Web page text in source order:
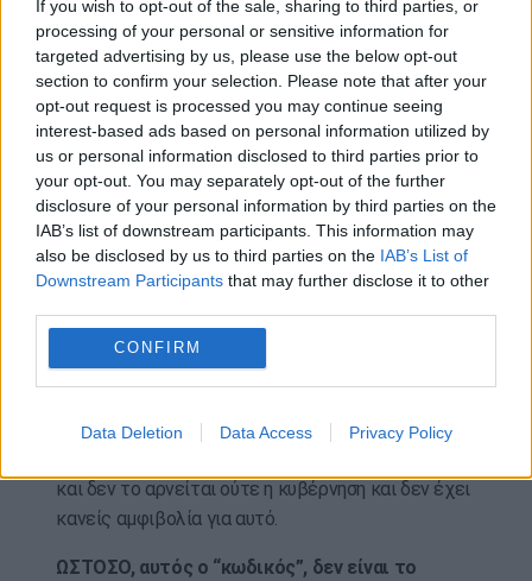
If you wish to opt-out of the sale, sharing to third parties, or
processing of your personal or sensitive information for
targeted advertising by us, please use the below opt-out
section to confirm your selection. Please note that after your
opt-out request is processed you may continue seeing
interest-based ads based on personal information utilized by
us or personal information disclosed to third parties prior to
your opt-out. You may separately opt-out of the further
disclosure of your personal information by third parties on the
IAB’s list of downstream participants. This information may
also be disclosed by us to third parties on the IAB’s List of
Downstream Participants that may further disclose it to other
CONFIRM
Data Deletion Data Access Privacy Policy
αφού στα 9 ψηφία που έχει τώρα ο ΑΦΜ, ο πιο
μεγάλος αριθμός είναι 999.999.999, άρα 999
εκατομμύρια 999 χιλιάδες 999 διαφορετικοί
άνθρωποι, επιχειρήσεις και οργανισμοί μπορούν
να έχουν τον ΑΦΜ.
Αν όμως ο αριθμός αυτός χρησιμοποιηθεί για να
φακελωθεί ολόκληρος ο πλανήτης, που αριθμεί
δισεκατομμύρια και όχι εκατομμύρια, τότε δεν
αρκούν τα 9 ψηφία και χρειαζόμαστε τουλάχιστον
3 ακόμη, οπότε μας ζήτησαν να βάλουμε τρία
γράμματα ή αριθμούς μπροστά στον ΑΦΜ του ο
κάθενας ώστε να σχηματιστεί ένας
δωδεκαψήφιος γραμματαριθμός, που θα είναι ο
και δεν το αρνείται ούτε η κυβέρνηση και δεν έχει
κανείς αμφιβολία για αυτό.
ΩΣΤΟΣΟ, αυτός ο “κωδικός”, δεν είναι το